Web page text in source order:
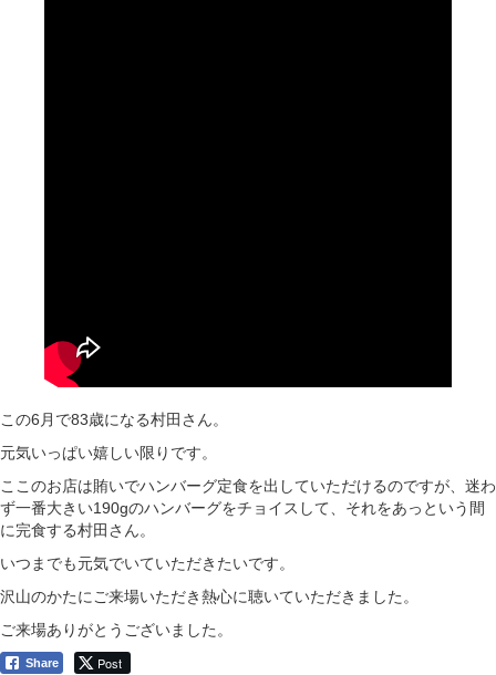
この6月で83歳になる村田さん。
元気いっぱい嬉しい限りです。
ここのお店は賄いでハンバーグ定食を出していただけるのですが、迷わ
ず一番大きい190gのハンバーグをチョイスして、それをあっという間
に完食する村田さん。
いつまでも元気でいていただきたいです。
沢山のかたにご来場いただき熱心に聴いていただきました。
ご来場ありがとうございました。
Share Post